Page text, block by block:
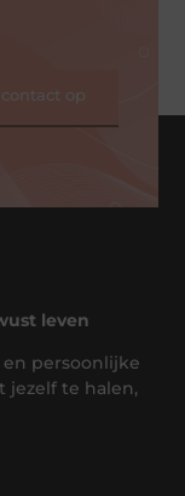
op
leven
persoonlijke
jezelf te halen,